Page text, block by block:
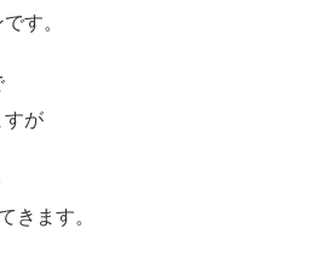
す。
すが
きます。